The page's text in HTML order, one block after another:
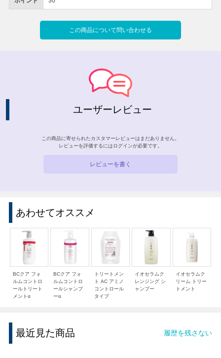
この商品について問い合わせる
ユーザーレビュー
この商品に寄せられたカスタマーレビューはまだありません。
レビューを評価するには ログインが必要です。
レビューを書く
あわせてオススメ
BCクア フォ
ルムコントロ
ールトリート
メントα
BCクア フォ
ルムコントロ
ールシャンプ
ーα
トリートメン
ト AC アミノ
コントロール
タイプ
イオセラムク
レンジング シ
ャンプー
イオセラムク
リーム トリー
トメント
最近見た商品 履歴を残さない